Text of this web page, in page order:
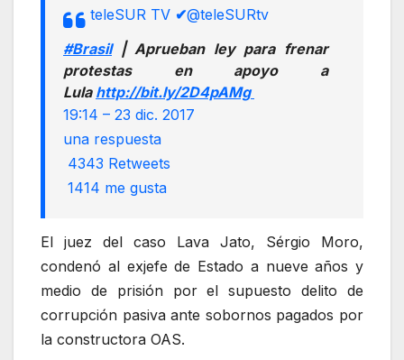
teleSUR TV ✔@teleSURtv
#Brasil| Aprueban ley para frenar
protestas en apoyo a
Lula http://bit.ly/2D4pAMg
19:14 – 23 dic. 2017
una respuesta
4343 Retweets
1414 me gusta
El juez del caso Lava Jato, Sérgio Moro,
condenó al exjefe de Estado a nueve años y
medio de prisión por el supuesto delito de
corrupción pasiva ante sobornos pagados por
la constructora OAS.